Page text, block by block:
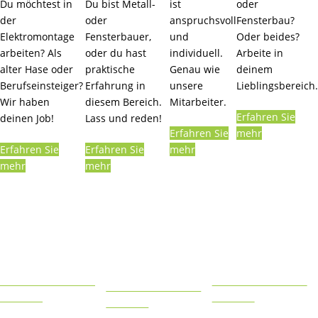
Du möchtest in
der
Elektromontage
arbeiten? Als
alter Hase oder
Berufseinsteiger?
Wir haben
deinen Job!
Erfahren Sie
mehr
Du bist Metall-
oder
Fensterbauer,
oder du hast
praktische
Erfahrung in
diesem Bereich.
Lass und reden!
Erfahren Sie
mehr
ist
anspruchsvoll
und
individuell.
Genau wie
unsere
Mitarbeiter.
Erfahren Sie
mehr
oder
Fensterbau?
Oder beides?
Arbeite in
deinem
Lieblingsbereich.
Erfahren Sie
mehr